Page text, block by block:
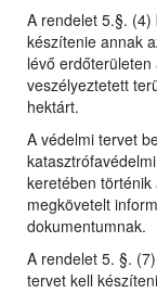
A rendelet 5.§.
készítenie annak
lévő
veszélyeztetett
hektárt.
A védelmi tervet
keretében
megkövetelt
dokumentumnak.
A rendelet 5. §.
tervet kell